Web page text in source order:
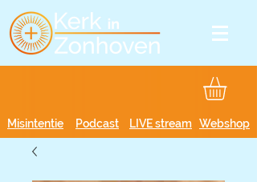
Podcast
Misintentie LIVE stream Webshop